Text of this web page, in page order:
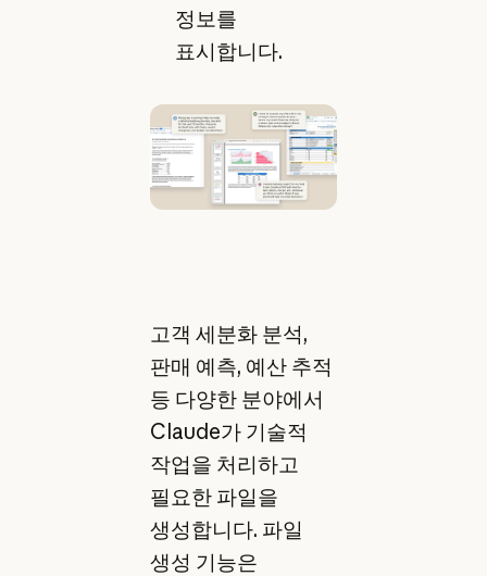
정보를
표시합니다.
고객 세분화 분석,
판매 예측, 예산 추적
등 다양한 분야에서
Claude가 기술적
작업을 처리하고
필요한 파일을
생성합니다. 파일
생성 기능은